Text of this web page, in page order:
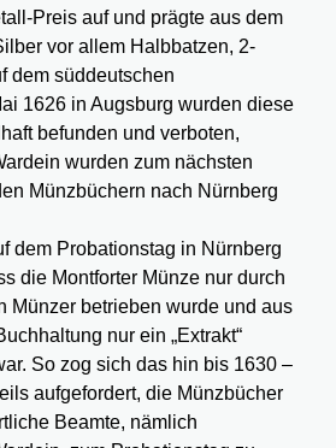
Preis auf und prägte aus dem
vor allem Halbbatzen, 2-
dem süddeutschen
1626 in Augsburg wurden diese
befunden und verboten,
wurden zum nächsten
Münzbüchern nach Nürnberg
dem Probationstag in Nürnberg
die Montforter Münze nur durch
Münzer betrieben wurde und aus
nur ein „Extrakt“
So zog sich das hin bis 1630 –
aufgefordert, die Münzbücher
Beamte, nämlich